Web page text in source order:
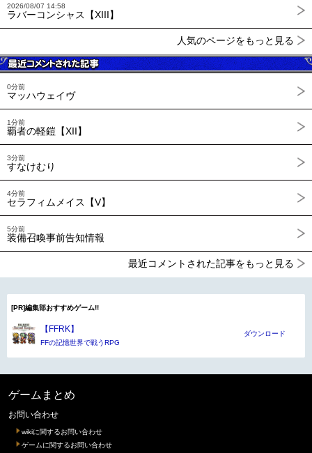
2026/08/07 14:58
ラバーコンシャス【XIII】
人気のページをもっと見る
0分前
マッハウェイヴ
1分前
覇者の軽鎧【XII】
3分前
すなけむり
4分前
セラフィムメイス【V】
5分前
装備召喚事前告知情報
最近コメントされた記事をもっと見る
[PR]編集部おすすめゲーム!!
【FFRK】
FFの記憶世界で戦うRPG
ダウンロード
ゲームまとめ
お問い合わせ
wikiに関するお問い合わせ
ゲームに関するお問い合わせ